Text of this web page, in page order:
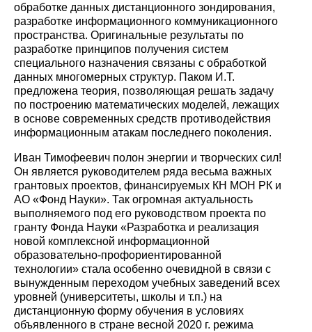
обработке данных дистанционного зондирования,
разработке информационного коммуникационного
пространства. Оригинальные результаты по
разработке принципов получения систем
специального назначения связаны с обработкой
данных многомерных структур. Паком И.Т.
предложена теория, позволяющая решать задачу
по построению математических моделей, лежащих
в основе современных средств противодействия
информационным атакам последнего поколения.
Иван Тимофеевич полон энергии и творческих сил!
Он является руководителем ряда весьма важных
грантовых проектов, финансируемых КН МОН РК и
АО «Фонд Науки». Так огромная актуальность
выполняемого под его руководством проекта по
гранту Фонда Науки «Разработка и реализация
новой комплексной информационной
образовательно-профориентированной
технологии» стала особенно очевидной в связи с
вынужденным переходом учебных заведений всех
уровней (университеты, школы и т.п.) на
дистанционную форму обучения в условиях
объявленного в стране весной 2020 г. режима